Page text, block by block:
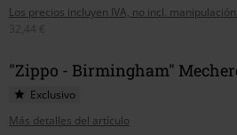
Los precios incluyen IVA, no incl.
32,44 €
"Zippo - Birmingham"
Exclusivo
Más detalles del artículo